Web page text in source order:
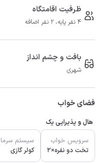
ظرفیت اقامتگاه
4 نفر پایه، 2 نفر اضافه
بافت و چشم انداز
شهری
فضای خواب
هال و پذیرایی یک
سرویس خواب
تخت دو نفره×2
سیستم
کولر گازی